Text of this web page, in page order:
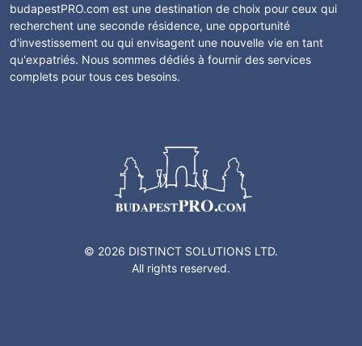
budapestPRO.com est une destination de choix pour ceux qui
recherchent une seconde résidence, une opportunité
d'investissement ou qui envisagent une nouvelle vie en tant
qu'expatriés. Nous sommes dédiés à fournir des services
complets pour tous ces besoins.
© 2026 DISTINCT SOLUTIONS LTD.
All rights reserved.